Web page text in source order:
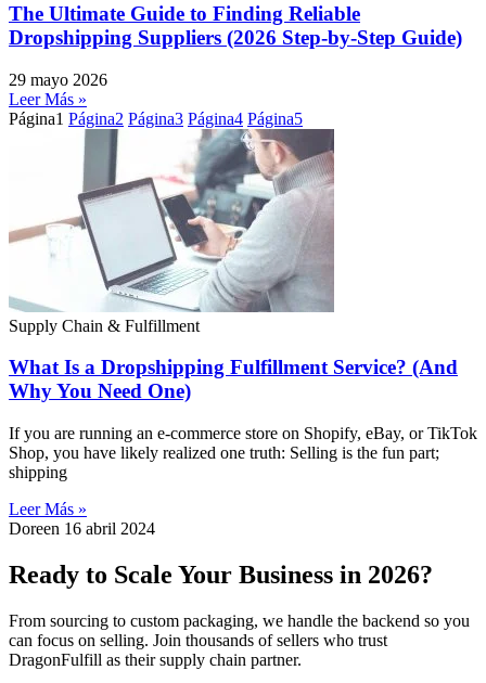
The Ultimate Guide to Finding Reliable
Dropshipping Suppliers (2026 Step-by-Step Guide)
29 mayo 2026
Leer Más »
Página1 Página2 Página3 Página4 Página5
Supply Chain & Fulfillment
What Is a Dropshipping Fulfillment Service? (And
Why You Need One)
If you are running an e-commerce store on Shopify, eBay, or TikTok
Shop, you have likely realized one truth: Selling is the fun part;
shipping
Leer Más »
Doreen 16 abril 2024
Ready to Scale Your Business in 2026?
From sourcing to custom packaging, we handle the backend so you
can focus on selling. Join thousands of sellers who trust
DragonFulfill as their supply chain partner.